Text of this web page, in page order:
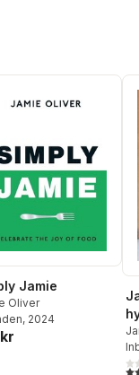
Jamie
Oliver
, 2024